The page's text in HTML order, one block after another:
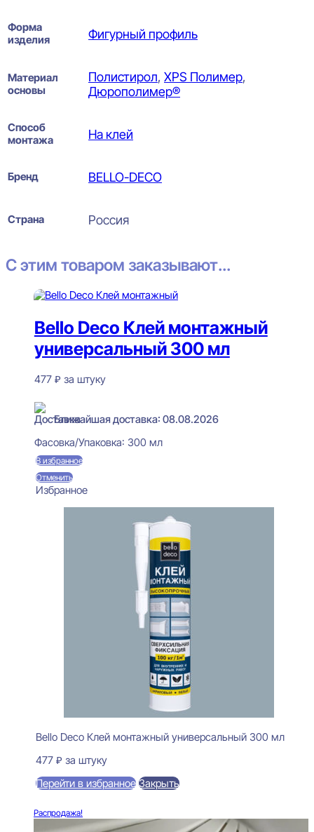
Форма
изделия
Фигурный профиль
Материал
основы
Полистирол, XPS Полимер,
Дюрополимер®
Способ
монтажа
На клей
Бренд BELLO-DECO
Страна Россия
С этим товаром заказывают...
Bello Deco Клей монтажный
универсальный 300 мл
477 ₽ за штуку
Ближайшая доставка: 08.08.2026
Фасовка/Упаковка: 300 мл
В избранное
Отменить
Избранное
Bello Deco Клей монтажный универсальный 300 мл
477 ₽ за штуку
Перейти в избранное Закрыть
Распродажа!